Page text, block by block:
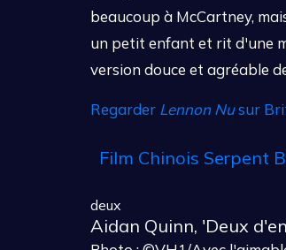
beaucoup à McCartney,
un petit enfant et rit d'une
version douce et agréable
Regarder Lennon Nusur
Film Chinois Serpent
deux
Aidan Quinn, 'Deux